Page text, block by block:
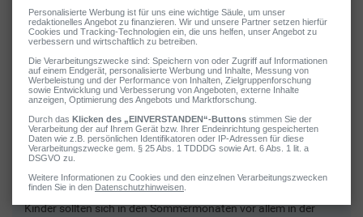
Für Schattenplätze sorgen
Kinder sollten sich in den Sommermonaten vor allem in der